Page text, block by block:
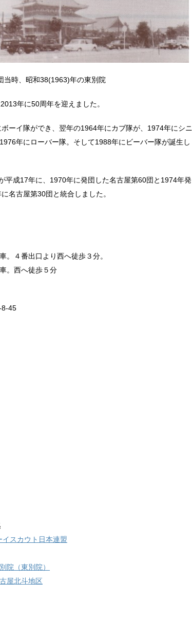
当時、昭和38(1963)年の東別院
年に50周年を迎えました。
ーイ隊ができ、翌年の1964年にカブ隊が、1974年にシニ
年にローバー隊。そして1988年にビーバー隊が誕生し
平成17年に、1970年に発団した名古屋第60団と1974年発
名古屋第30団と統合しました。
。４番出口より西へ徒歩３分。
。西へ徒歩５分
45
スカウト日本連盟
院（東別院）
屋北斗地区